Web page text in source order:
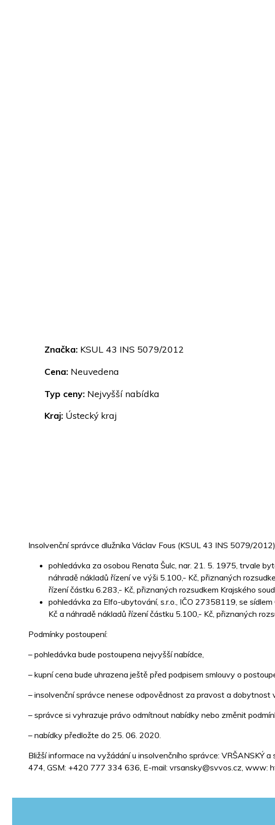
Značka: KSUL 43 INS 5079/2012
Cena: Neuvedena
Typ ceny: Nejvyšší nabídka
Kraj: Ústecký kraj
Insolvenční správce dlužníka Václav Fous (KSUL 43 INS 5079/
pohledávka za osobou Renata Šulc, nar. 21. 5. 1975, trvale
náhradě nákladů řízení ve výši 5.100,- Kč, přiznaných
řízení částku 6.283,- Kč, přiznaných rozsudkem Krajského
pohledávka za Elfo-ubytování, s.r.o., IČO 27358119, se
Kč a náhradě nákladů řízení částku 5.100,- Kč, přiznaných
Podmínky postoupení:
– pohledávka bude postoupena nejvyšší nabídce,
– kupní cena bude uhrazena ještě před podpisem smlouvy o
– insolvenční správce nenese odpovědnost za pravost a dobytnost
– správce si vyhrazuje právo odmítnout nabídky nebo změnit
– nabídky předložte do 25. 06. 2020.
Bližší informace na vyžádání u insolvenčního správce:
474, GSM: +420 777 334 636, E-mail: vrsansky@svvos.cz, www: